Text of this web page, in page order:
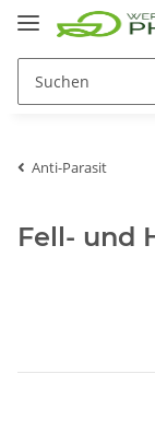
Anti-Parasit
Fell- und